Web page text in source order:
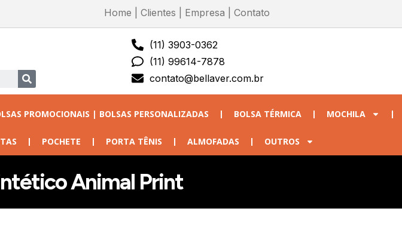
Home Clientes Empresa Contato
(11) 3903-0362
(11) 99614-7878
contato@bellaver.com.br
PROMOCIONAIS | BOLSAS PERSONALIZADAS BOLSA TÉRMICA MOCHILA
POCHETE PORTA TÊNIS ALMOFADAS OUTROS
Animal Print